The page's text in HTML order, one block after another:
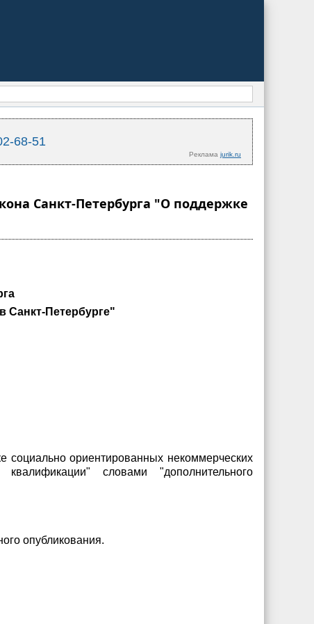
68-51
Реклама jurik.ru
Санкт-Петербурга "О поддержке
Санкт-Петербурге"
социально ориентированных некоммерческих
словами "дополнительного
опубликования.